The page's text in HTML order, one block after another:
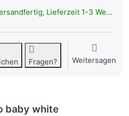
Lieferzeit 1-3 Werktage.
Fragen? Weitersagen
baby white